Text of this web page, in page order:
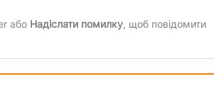
або Надіслати помилку, щоб повідомити